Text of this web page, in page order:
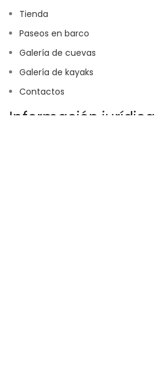
Tienda
Paseos en barco
Galería de cuevas
Galería de kayaks
Contactos
Información jurídica